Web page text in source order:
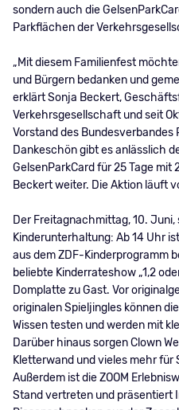
sondern auch die
Parkflächen der
„Mit diesem Familienfest
und Bürgern bedanken und
erklärt Sonja Beckert,
Verkehrsgesellschaft und seit
Vorstand des Bundesverbandes
Dankeschön gibt es anlässlich
GelsenParkCard für 25 Tage mit
Beckert weiter. Die Aktion läuft
Der Freitagnachmittag, 10.
Kinderunterhaltung: Ab 14 Uhr
aus dem ZDF-Kinderprogramm
beliebte Kinderrateshow „1,2
Domplatte zu Gast. Vor
originalen Spieljingles können
Wissen testen und werden mit
Darüber hinaus sorgen Clown
Kletterwand und vieles mehr für
Außerdem ist die ZOOM
Stand vertreten und präsentiert